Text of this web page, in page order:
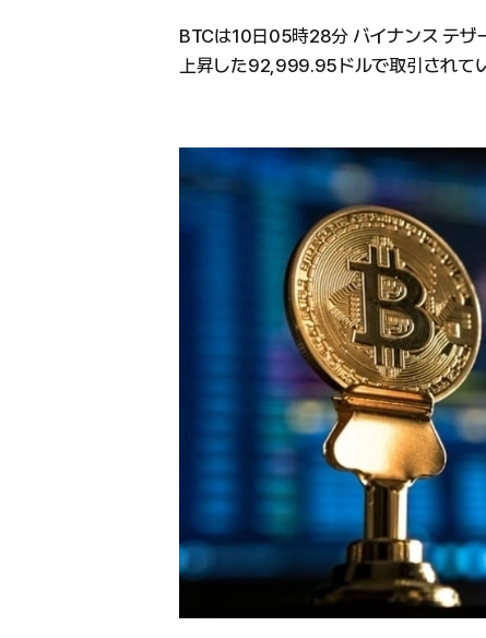
BTCは10日05時28分 バイナンス テ
上昇した92,999.95ドルで取引されて